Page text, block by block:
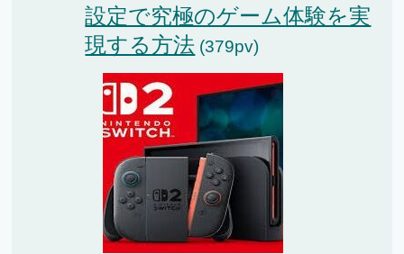
設定で究極のゲーム体験を実
現する方法 (379pv)